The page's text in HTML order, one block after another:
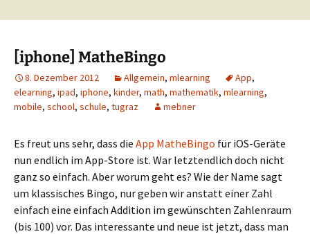
[iphone] MatheBingo
8. Dezember 2012 Allgemein, mlearning App,
elearning, ipad, iphone, kinder, math, mathematik, mlearning,
mobile, school, schule, tugraz mebner
Es freut uns sehr, dass die App MatheBingo für iOS-Geräte
nun endlich im App-Store ist. War letztendlich doch nicht
ganz so einfach. Aber worum geht es? Wie der Name sagt
um klassisches Bingo, nur geben wir anstatt einer Zahl
einfach eine einfach Addition im gewünschten Zahlenraum
(bis 100) vor. Das interessante und neue ist jetzt, dass man